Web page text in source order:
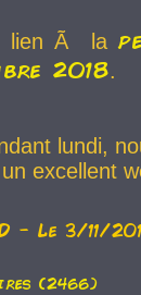
lien Ã la
2018.
lundi,
excellent
- Le 3/11/
(2466)